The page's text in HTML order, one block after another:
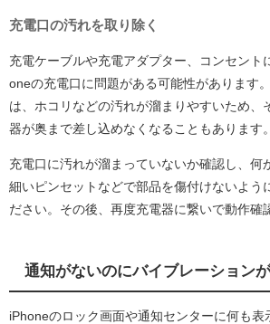
充電口の汚れを取り除く
充電ケーブルや充電アダプター、コンセント
oneの充電口に問題がある可能性があります
は、ホコリなどの汚れが溜まりやすいため、
器が奥まで差し込めなくなることもあります。
充電口に汚れが溜まっていないか確認し、何
細いピンセットなどで部品を傷付けないよう
ださい。その後、再度充電器に繋いで動作確
通知がないのにバイブレーション
iPhoneのロック画面や通知センターに何も表